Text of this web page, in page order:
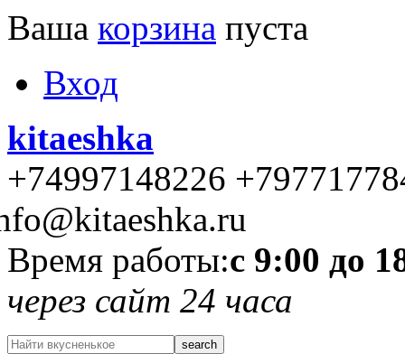
Ваша корзина пуста
Вход
kitaeshka
+74997148226
Время работы:с 9:00 до
через сайт 24 часа